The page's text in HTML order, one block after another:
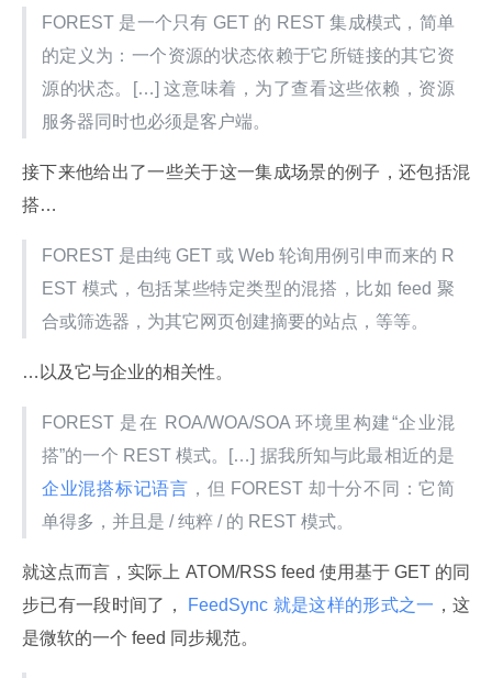
FOREST 是一个只有 GET 的 REST 集成模式，简单
的定义为：一个资源的状态依赖于它所链接的其它资
源的状态。[…] 这意味着，为了查看这些依赖，资源
服务器同时也必须是客户端。
接下来他给出了一些关于这一集成场景的例子，还包括混
搭…
FOREST 是由纯 GET 或 Web 轮询用例引申而来的 R
EST 模式，包括某些特定类型的混搭，比如 feed 聚
合或筛选器，为其它网页创建摘要的站点，等等。
…以及它与企业的相关性。
FOREST 是在 ROA/WOA/SOA 环境里构建“企业混
搭”的一个 REST 模式。[…] 据我所知与此最相近的是
企业混搭标记语言 ，但 FOREST 却十分不同：它简
单得多，并且是 / 纯粹 / 的 REST 模式。
就这点而言，实际上 ATOM/RSS feed 使用基于 GET 的同
步已有一段时间了，
FeedSync 就是这样的形式之一 ，这
是微软的一个 feed 同步规范。